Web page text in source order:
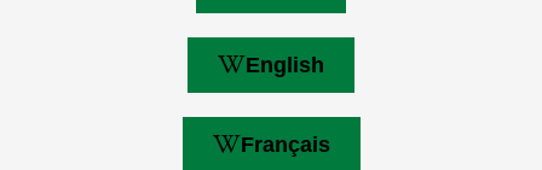
English
Français